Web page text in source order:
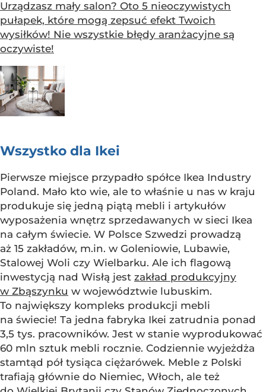
Urządzasz mały salon? Oto 5 nieoczywistych
pułapek, które mogą zepsuć efekt Twoich
wysiłków! Nie wszystkie błędy aranżacyjne są
oczywiste!
Wszystko dla Ikei
Pierwsze miejsce przypadło spółce Ikea Industry
Poland. Mało kto wie, ale to właśnie u nas w kraju
produkuje się jedną piątą mebli i artykułów
wyposażenia wnętrz sprzedawanych w sieci Ikea
na całym świecie. W Polsce Szwedzi prowadzą
aż 15 zakładów, m.in. w Goleniowie, Lubawie,
Stalowej Woli czy Wielbarku. Ale ich flagową
inwestycją nad Wisłą jest zakład produkcyjny
w Zbąszynku w województwie lubuskim.
To największy kompleks produkcji mebli
na świecie! Ta jedna fabryka Ikei zatrudnia ponad
3,5 tys. pracowników. Jest w stanie wyprodukować
60 mln sztuk mebli rocznie. Codziennie wyjeżdża
stamtąd pół tysiąca ciężarówek. Meble z Polski
trafiają głównie do Niemiec, Włoch, ale też